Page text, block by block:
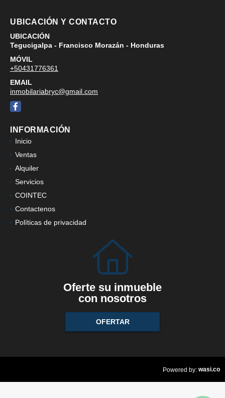
UBICACIÓN Y CONTACTO
UBICACIÓN
Tegucigalpa - Francisco Morazán - Honduras
MÓVIL
+50431776361
EMAIL
inmobilariabryc@gmail.com
Facebook
INFORMACIÓN
Inicio
Ventas
Alquiler
Servicios
COINTEC
Contactenos
Políticas de privacidad
Oferte su inmueble
con nosotros
OFERTAR
Powered by: wasi.co